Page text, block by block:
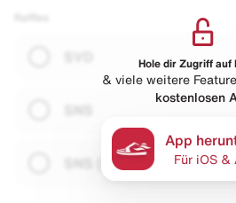
SNS (GS)
Hole dir Zugriff auf
& viele weitere
kostenlosen
App
Für iOS &